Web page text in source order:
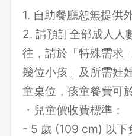
1. 自助餐廳恕無提供
2. 請預訂全部成人人
往，請於「特殊需求
幾位小孩」及所需娃
童桌位，孩童餐費可
・兒童價收費標準：
- 5 歲 (109 cm) 以下